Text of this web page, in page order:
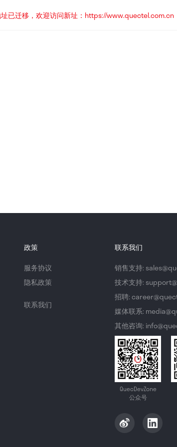
已迁移，欢迎访问新址：https://www.quectel.com.cn
政策
服务协议
隐私政策
联系我们
联系我们
销售支持:
技术支持:
招聘:
媒体联系:
其他咨询:
QuecDevZone
公众号